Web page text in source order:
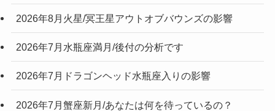
2026年8月火星/冥王星アウトオブバウンズの影響
2026年7月水瓶座満月/後付の分析です
2026年7月ドラゴンヘッド水瓶座入りの影響
2026年7月蟹座新月/あなたは何を待っているの？